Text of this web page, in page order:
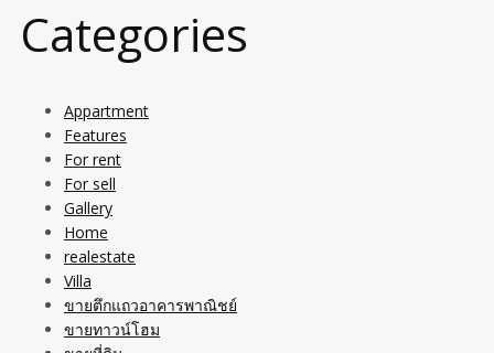
Categories
Appartment
Features
For rent
For sell
Gallery
Home
realestate
Villa
ขายตึกแถวอาคารพาณิชย์
ขายทาวน์โฮม